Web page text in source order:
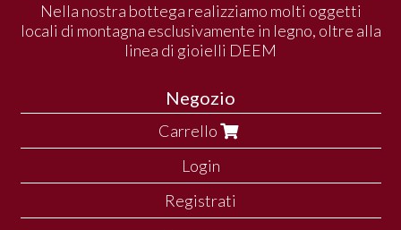
Nella nostra bottega realizziamo molti oggetti
locali di montagna esclusivamente in legno, oltre alla
linea di gioielli DEEM
Negozio
Carrello
Login
Registrati